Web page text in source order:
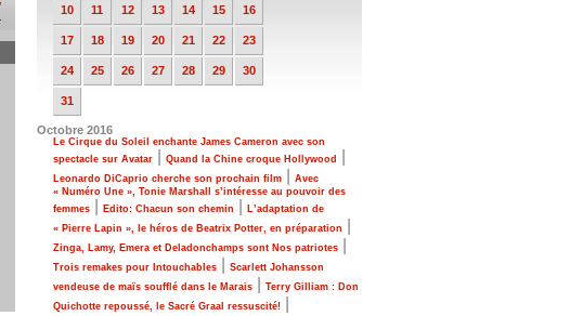
10 11 12 13 14 15 16
17 18 19 20 21 22 23
24 25 26 27 28 29 30
31
Octobre 2016
Le Cirque du Soleil enchante James Cameron avec son
spectacle sur Avatar
Quand la Chine croque Hollywood
Leonardo DiCaprio cherche son prochain film
Avec
« Numéro Une », Tonie Marshall s’intéresse au pouvoir des
femmes
Edito: Chacun son chemin
L’adaptation de
« Pierre Lapin », le héros de Beatrix Potter, en préparation
Zinga, Lamy, Emera et Deladonchamps sont Nos patriotes
Trois remakes pour Intouchables
Scarlett Johansson
vendeuse de maïs soufflé dans le Marais
Terry Gilliam : Don
Quichotte repoussé, le Sacré Graal ressuscité!